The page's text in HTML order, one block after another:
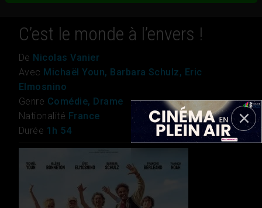
C’est le monde à l’envers !
De Nicolas Vanier
Avec Michaël Youn, Barbara Schulz, Eric
Elmosnino
Genre Comédie, Drame
Nationalité France
Durée 1h 54